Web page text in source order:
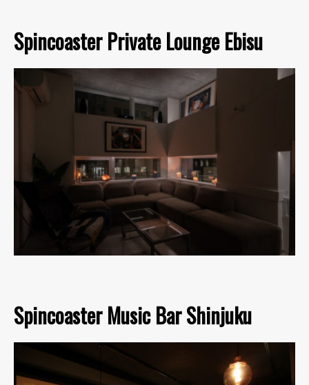
Spincoaster Private Lounge Ebisu
Spincoaster Music Bar Shinjuku